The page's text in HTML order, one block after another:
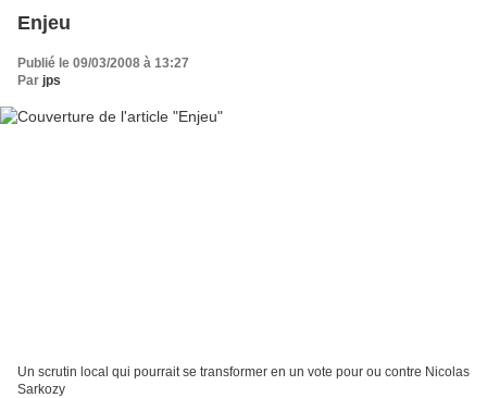
Enjeu
Publié le 09/03/2008 à 13:27
Par jps
Un scrutin local qui pourrait se transformer en un vote pour ou contre Nicolas
Sarkozy